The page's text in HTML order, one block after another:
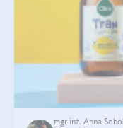
mgr inż. Anna Sobol